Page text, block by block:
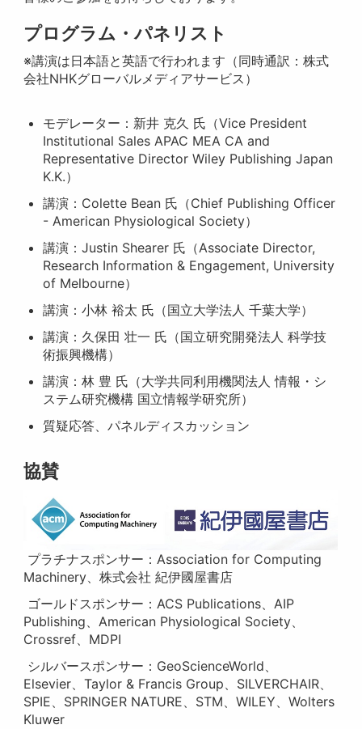
プログラム・パネリスト
※講演は日本語と英語で行われます（同時通訳：株式
会社NHKグローバルメディアサービス）
モデレーター：新井 克久 氏（Vice President
Institutional Sales APAC MEA CA and
Representative Director Wiley Publishing Japan
K.K.）
講演：Colette Bean 氏（Chief Publishing Officer
- American Physiological Society）
講演：Justin Shearer 氏（Associate Director,
Research Information & Engagement, University
of Melbourne）
講演：小林 裕太 氏（国立大学法人 千葉大学）
講演：久保田 壮一 氏（国立研究開発法人 科学技
術振興機構）
講演：林 豊 氏（大学共同利用機関法人 情報・シ
ステム研究機構 国立情報学研究所）
質疑応答、パネルディスカッション
協賛
プラチナスポンサー：Association for Computing
Machinery、株式会社 紀伊國屋書店
ゴールドスポンサー：ACS Publications、AIP
Publishing、American Physiological Society、
Crossref、MDPI
シルバースポンサー：GeoScienceWorld、
Elsevier、Taylor & Francis Group、SILVERCHAIR、
SPIE、SPRINGER NATURE、STM、WILEY、Wolters
Kluwer